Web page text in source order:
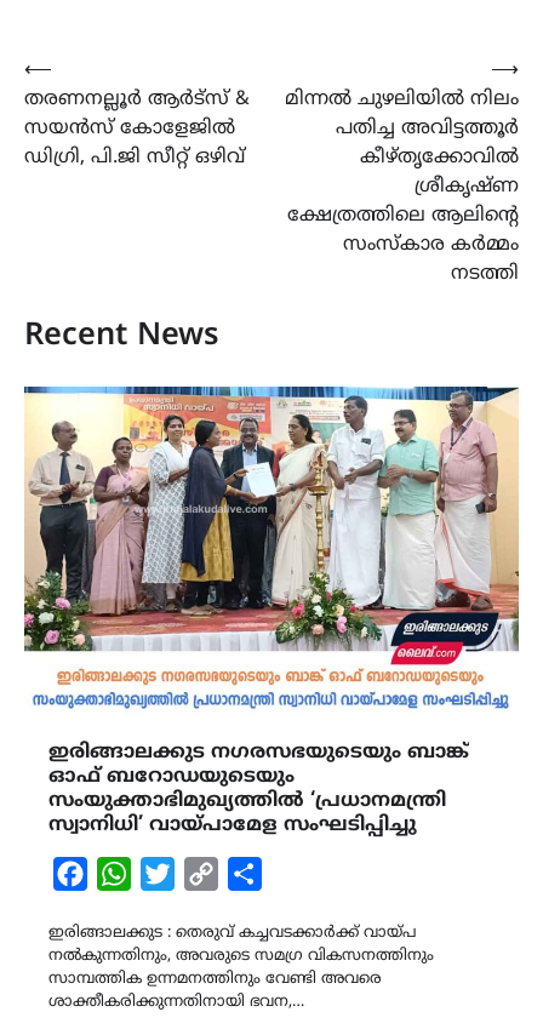
Post
navigation
⟵
തരണനല്ലൂർ ആർട്സ് &
സയൻസ് കോളേജിൽ
ഡിഗ്രി, പി.ജി സീറ്റ് ഒഴിവ്
മിന്നൽ ചുഴലിയിൽ നിലം
പതിച്ച അവിട്ടത്തൂർ
കീഴ്തൃക്കോവിൽ
ശ്രീകൃഷ്ണ
ക്ഷേത്രത്തിലെ ആലിന്‍റെ
സംസ്കാര കർമ്മം
നടത്തി
⟶
Recent News
ഇരിങ്ങാലക്കുട നഗരസഭയുടെയും ബാങ്ക്
ഓഫ് ബറോഡയുടെയും
സംയുക്താഭിമുഖ്യത്തിൽ ‘പ്രധാനമന്ത്രി
സ്വാനിധി’ വായ്പാമേള സംഘടിപ്പിച്ചു
FacebookWhatsAppTwitterCopy
ഇരിങ്ങാലക്കുട : തെരുവ് കച്ചവടക്കാർക്ക് വായ്പ
നൽകുന്നതിനും, അവരുടെ സമഗ്ര വികസനത്തിനും
സാമ്പത്തിക ഉന്നമനത്തിനും വേണ്ടി അവരെ
ശാക്തീകരിക്കുന്നതിനായി ഭവന,…